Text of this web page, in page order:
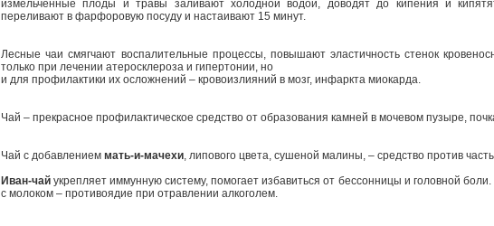
измельченные плоды и травы заливают холодной водой, доводят до кипения и
переливают в фарфоровую посуду и настаивают 15 минут.
Лесные чаи смягчают воспалительные процессы, повышают эластичность стенок
только при лечении атеросклероза и гипертонии, но
и для профилактики их осложнений – кровоизлияний в мозг, инфаркта миокарда.
Чай – прекрасное профилактическое средство от образования камней в мочевом пузыре,
Чай с добавлением мать-и-мачехи, липового цвета, сушеной малины, – средство против
Иван-чай укрепляет иммунную систему, помогает избавиться от бессонницы и головной
с молоком – противоядие при отравлении алкоголем.